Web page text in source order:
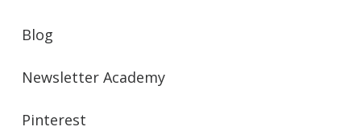
Blog
Newsletter Academy
Pinterest